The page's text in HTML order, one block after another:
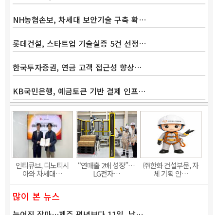
NH농협손보, 차세대 보안기술 구축 확…
롯데건설, 스타트업 기술실증 5건 선정…
한국투자증권, 연금 고객 접근성 향상…
KB국민은행, 예금토큰 기반 결제 인프…
인티큐브, 디노티시
아와 차세대…
“연매출 2배 성장”…
LG전자…
㈜한화 건설부문, 자
체 기획 안…
많이 본 뉴스